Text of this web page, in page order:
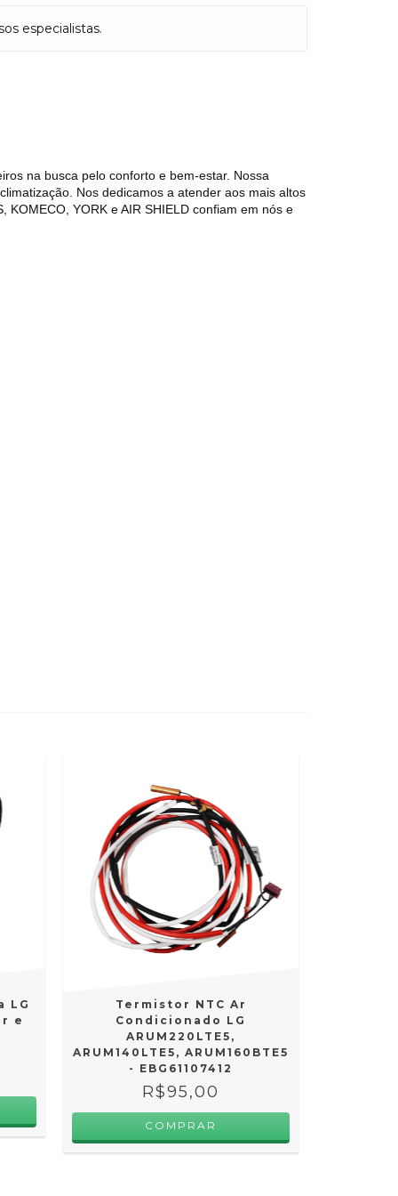
especialistas.
na busca pelo conforto e bem-estar. Nossa
Nos dedicamos a atender aos mais altos
YORK e AIR SHIELD confiam em nós e
LG
e
Termistor NTC Ar
Condicionado LG
ARUM220LTE5,
ARUM140LTE5, ARUM160BTE5
- EBG61107412
R$95,00